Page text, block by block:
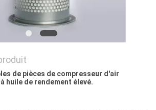
de pièces de compresseur d'air
huile de rendement élevé.